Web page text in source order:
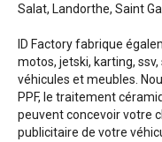
Salat, Landorthe, Saint
ID Factory fabrique
motos, jetski, karting,
véhicules et meubles.
PPF, le traitement
peuvent concevoir votre
publicitaire de votre